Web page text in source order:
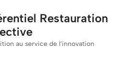
Restauration
au service de l'innovation